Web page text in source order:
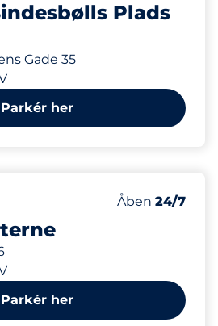
Plads
Gade 35
Parkér her
Antal
Antal pladser
174
Fredag
Åben 24/7
Parkér her